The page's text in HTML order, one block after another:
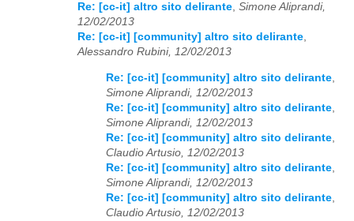
Re: [cc-it] altro sito delirante, Simone Aliprandi,
12/02/2013
Re: [cc-it] [community] altro sito delirante,
Alessandro Rubini, 12/02/2013
Re: [cc-it] [community] altro sito delirante,
Simone Aliprandi, 12/02/2013
Re: [cc-it] [community] altro sito delirante,
Simone Aliprandi, 12/02/2013
Re: [cc-it] [community] altro sito delirante,
Claudio Artusio, 12/02/2013
Re: [cc-it] [community] altro sito delirante,
Simone Aliprandi, 12/02/2013
Re: [cc-it] [community] altro sito delirante,
Claudio Artusio, 12/02/2013